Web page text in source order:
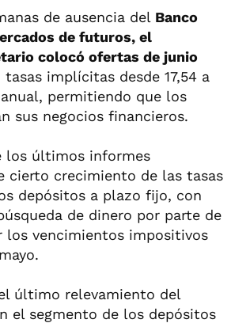
de ausencia del Banco
de futuros, el
colocó ofertas de junio
tasas implícitas desde 17,54 a
permitiendo que los
sus negocios financieros.
los últimos informes
cierto crecimiento de las tasas
depósitos a plazo fijo, con
de dinero por parte de
los vencimientos impositivos
último relevamiento del
el segmento de los depósitos